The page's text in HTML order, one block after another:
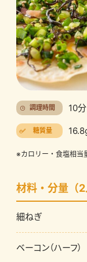
調理時間 10分
糖質量
※カロリー・食塩相当
材料・分量（2
細ねぎ
ベーコン（ハーフ）